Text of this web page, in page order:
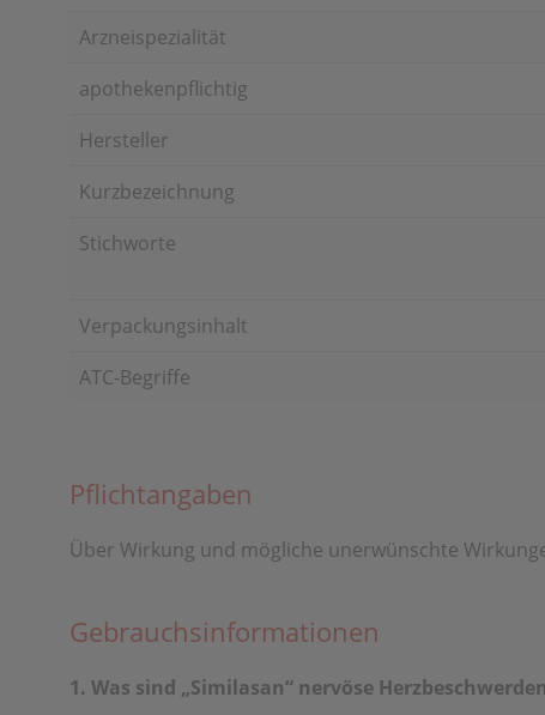
Arzneispezialität
apothekenpflichtig
Hersteller
Kurzbezeichnung
Stichworte
Verpackungsinhalt
ATC-Begriffe
Pflichtangaben
Über Wirkung und mögliche unerwünschte
Gebrauchsinformationen
1. Was sind „Similasan“ nervöse